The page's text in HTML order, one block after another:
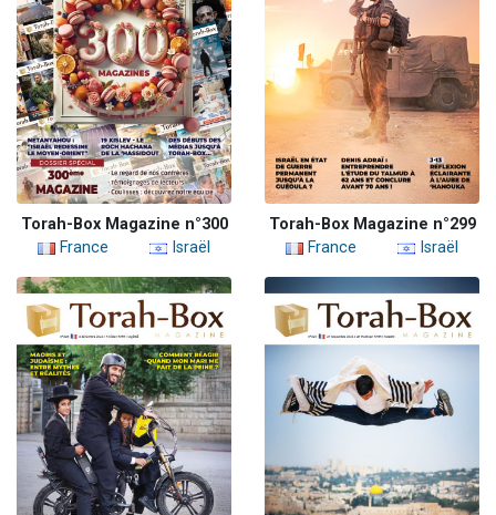
Torah-Box Magazine n°300
France
Israël
Torah-Box Magazine n°299
France
Israël